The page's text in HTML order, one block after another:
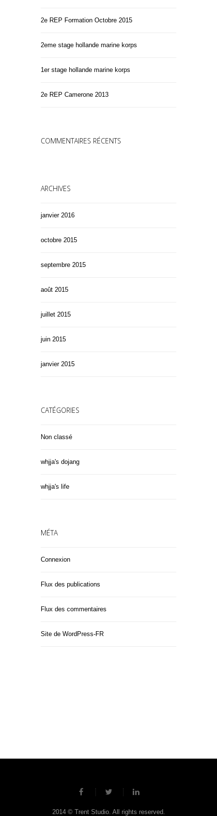
2e REP Formation Octobre 2015
2eme stage hollande marine korps
1er stage hollande marine korps
2e REP Camerone 2013
COMMENTAIRES RÉCENTS
ARCHIVES
janvier 2016
octobre 2015
septembre 2015
août 2015
juillet 2015
juin 2015
janvier 2015
CATÉGORIES
Non classé
whjja's dojang
whjja's life
MÉTA
Connexion
Flux des publications
Flux des commentaires
Site de WordPress-FR
2014 © Trent Studio. All rights reserved.